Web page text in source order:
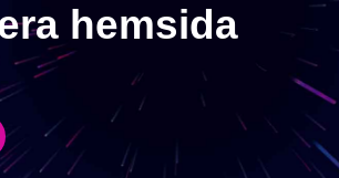
hemsida